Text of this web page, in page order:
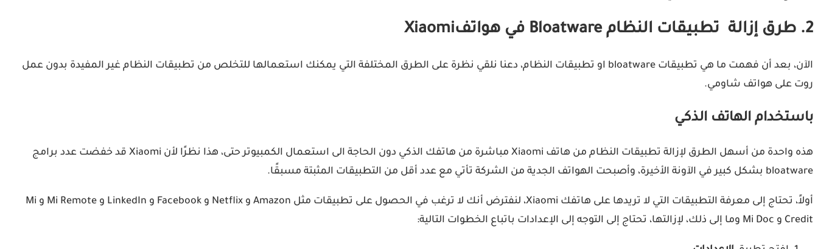
2. طرق إزالة تطبيقات النظام Bloatware في هواتفXiaomi
الآن، بعد أن فهمت ما هي تطبيقات bloatware او تطبيقات النظام، دعنا نلقي نظرة على الطرق المختلفة التي يمكنك استعمالها للتخلص من تطبيقات النظام غير المفيدة بدون عمل
روت على هواتف شاومي.
باستخدام الهاتف الذكي
هذه واحدة من أسهل الطرق لإزالة تطبيقات النظام من هاتف Xiaomi مباشرة من هاتفك الذكي دون الحاجة الى استعمال الكمبيوتر حتى، هذا نظرًا لأن Xiaomi قد خفضت عدد برامج
bloatware بشكل كبير في الآونة الأخيرة، وأصبحت الهواتف الجدية من الشركة تأتي مع عدد أقل من التطبيقات المثبتة مسبقًا.
أولاً، تحتاج إلى معرفة التطبيقات التي لا تريدها على هاتفك Xiaomi، لنفترض أنك لا ترغب في الحصول على تطبيقات مثل Amazon و Netflix و Facebook و LinkedIn و Mi Remote و Mi
Credit و Mi Doc وما إلى ذلك، لإزالتها، تحتاج إلى التوجه إلى الإعدادات باتباع الخطوات التالية: